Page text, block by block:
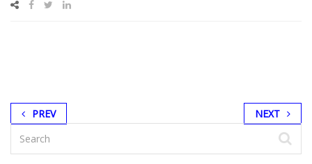
PREV NEXT